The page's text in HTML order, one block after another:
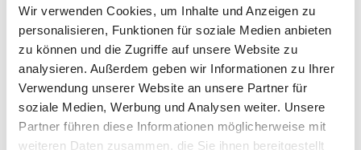
Wir verwenden Cookies, um Inhalte und Anzeigen zu
personalisieren, Funktionen für soziale Medien anbieten
zu können und die Zugriffe auf unsere Website zu
analysieren. Außerdem geben wir Informationen zu Ihrer
Verwendung unserer Website an unsere Partner für
soziale Medien, Werbung und Analysen weiter. Unsere
Partner führen diese Informationen möglicherweise mit
weiteren Daten zusammen, die Sie ihnen bereitgestellt
Notbremsassistent
Fernlichtassistent
Rußpartikelfilter
ESP